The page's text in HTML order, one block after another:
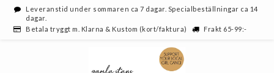
Leveranstid under sommaren ca 7 dagar. Specialbeställningar ca 14
dagar.
Betala tryggt m. Klarna & Kustom (kort/faktura)
Frakt 65-99:-